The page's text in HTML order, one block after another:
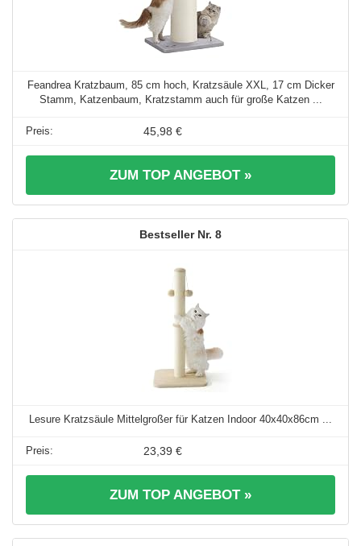
Feandrea Kratzbaum, 85 cm hoch, Kratzsäule XXL, 17 cm Dicker
Stamm, Katzenbaum, Kratzstamm auch für große Katzen ...
45,98 €
ZUM TOP ANGEBOT »
8
Lesure Kratzsäule Mittelgroßer für Katzen Indoor 40x40x86cm ...
23,39 €
ZUM TOP ANGEBOT »